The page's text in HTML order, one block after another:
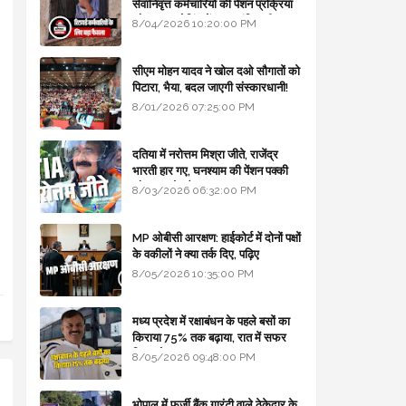
सेवानिवृत्त कर्मचारियों की पेंशन प्रक्रिया
और बजट कोडिंग में हुए क्रांतिकारी
8/04/2026 10:20:00 PM
सीएम मोहन यादव ने खोल दओ सौगातों को
पिटारा, भैया, बदल जाएगी संस्कारधानी!
8/01/2026 07:25:00 PM
दतिया में नरोत्तम मिश्रा जीते, राजेंद्र
भारती हार गए, घनश्याम की पेंशन पक्की
और आशुतोष बैक टू...
8/03/2026 06:32:00 PM
MP ओबीसी आरक्षण: हाईकोर्ट में दोनों पक्षों
के वकीलों ने क्या तर्क दिए, पढ़िए
8/05/2026 10:35:00 PM
मध्य प्रदेश में रक्षाबंधन के पहले बसों का
किराया 75% तक बढ़ाया, रात में सफर
किया तो 10% एक्स्ट्रा
8/05/2026 09:48:00 PM